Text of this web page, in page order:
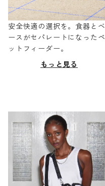
安全快適の選択を。食器とベ
ースがセパレートになったペ
ットフィーダー。
もっと見る